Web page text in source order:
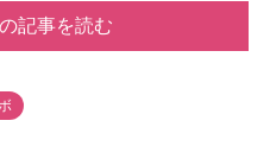
記事を読む